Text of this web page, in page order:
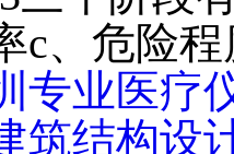
c、危险
专业医疗
筑结构设